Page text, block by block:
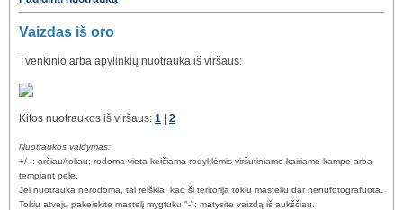
Vaizdas iš oro
Tvenkinio arba apylinkių nuotrauka iš viršaus:
Kitos nuotraukos iš viršaus: 1 | 2
Nuotraukos valdymas:
+/- : arčiau/toliau; rodoma vieta keičiama rodyklėmis viršutiniame kairiame kampe arba
tempiant pele.
Jei nuotrauka nerodoma, tai reiškia, kad ši teritorija tokiu masteliu dar nenufotografuota.
Tokiu atveju pakeiskite mastelį mygtuku "-": matysite vaizdą iš aukščiau.